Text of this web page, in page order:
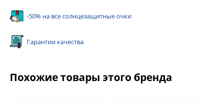
-50% на все солнцезащитные очки
Гарантии качества
Похожие товары этого бренда